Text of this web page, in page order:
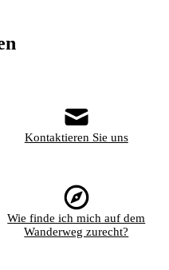
Kontaktieren Sie uns
Wie finde ich mich auf dem
Wanderweg zurecht?